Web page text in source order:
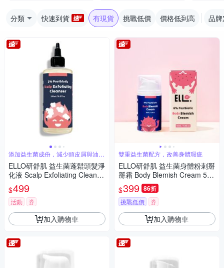
分類 快速到貨 有現貨 挑戰低價 價格低到高 品
添加益生菌成份，減少頭皮屑與油脂
堆積
ELLO研舒肌 益生菌蓬鬆頭髮淨
化液 Scalp Exfoliating Cleanse
r 250ml
$499
活動 券
加入購物車
雙重益生菌配方，改善身體瑕疵
ELLO研舒肌 益生菌身體粉刺掰
掰霜 Body Blemish Cream 55
ml
$399 86折
挑戰低價 券
加入購物車